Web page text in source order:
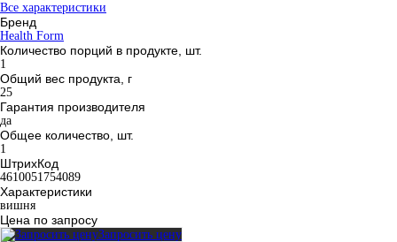
Все характеристики
Бренд
Health Form
Количество порций в продукте, шт.
1
Общий вес продукта, г
25
Гарантия производителя
да
Общее количество, шт.
1
ШтрихКод
4610051754089
Характеристики
вишня
Цена по запросу
Запросить цену